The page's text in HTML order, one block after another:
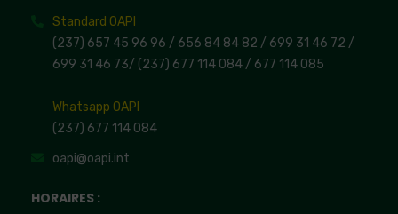
Standard OAPI
(237) 657 45 96 96 / 656 84 84 82 / 699 31 46 72 /
699 31 46 73/ (237) 677 114 084 / 677 114 085
Whatsapp OAPI
(237) 677 114 084
oapi@oapi.int
HORAIRES :